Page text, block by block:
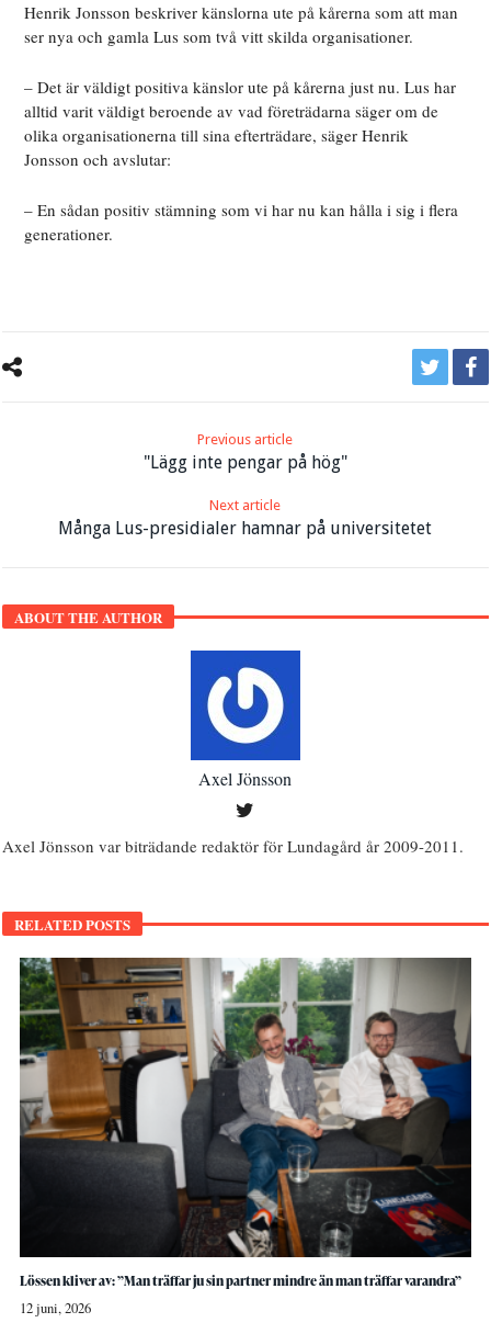
Henrik Jonsson beskriver känslorna ute på kårerna som att man
ser nya och gamla Lus som två vitt skilda organisationer.
– Det är väldigt positiva känslor ute på kårerna just nu. Lus har
alltid varit väldigt beroende av vad företrädarna säger om de
olika organisationerna till sina efterträdare, säger Henrik
Jonsson och avslutar:
– En sådan positiv stämning som vi har nu kan hålla i sig i flera
generationer.
Previous article
"Lägg inte pengar på hög"
Next article
Många Lus-presidialer hamnar på universitetet
ABOUT THE AUTHOR
Axel Jönsson
Axel Jönsson var biträdande redaktör för Lundagård år 2009-2011.
RELATED POSTS
Lössen kliver av: ”Man träffar ju sin partner mindre än man träffar varandra”
12 juni, 2026